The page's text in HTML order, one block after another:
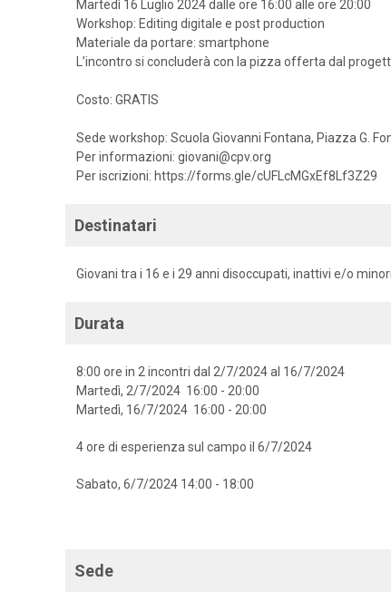
Martedì 16 Luglio 2024 dalle ore 16:00 alle ore 20:00
Workshop: Editing digitale e post production
Materiale da portare: smartphone
L’incontro si concluderà con la pizza offerta dal
Costo: GRATIS
Sede workshop: Scuola Giovanni Fontana, Piazza G.
Per informazioni: giovani@cpv.org
Per iscrizioni: https://forms.gle/cUFLcMGxEf8Lf3Z29
Destinatari
Giovani tra i 16 e i 29 anni disoccupati, inattivi e/o
Durata
8:00 ore in 2 incontri dal 2/7/2024 al 16/7/2024
Martedì, 2/7/2024 16:00 - 20:00
Martedì, 16/7/2024 16:00 - 20:00
4 ore di esperienza sul campo il 6/7/2024
Sabato, 6/7/2024 14:00 - 18:00
Sede